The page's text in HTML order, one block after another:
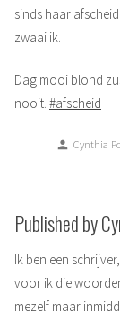
sinds haar
zwaai ik.
Dag mooi blond
nooit. #afscheid
Posted
Cynthia
Published by
Ik ben een
voor ik die
mezelf maar